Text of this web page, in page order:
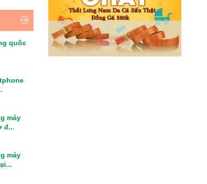
quốc
máy
đ...
máy